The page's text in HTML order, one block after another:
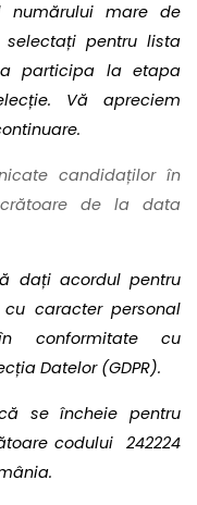
mare de
pentru lista
participa la etapa
Vă apreciem
candidaților în
de la data
dați acordul pentru
caracter personal
conformitate cu
Datelor (GDPR).
se încheie pentru
codului 242224